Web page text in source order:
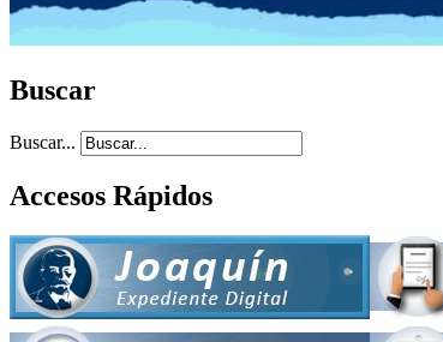
Buscar
Buscar...
Accesos Rápidos